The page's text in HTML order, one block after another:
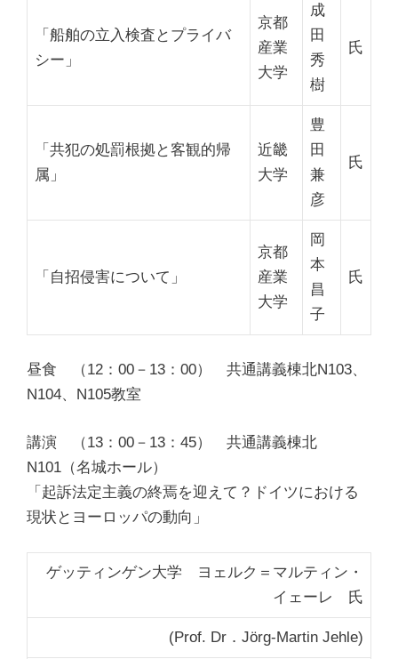
「船舶の立入検査とプライバ
シー」
京都
産業
大学
成
田
秀
樹
氏
「共犯の処罰根拠と客観的帰
属」
近畿
大学
豊
田
兼
彦
氏
「自招侵害について」
京都
産業
大学
岡
本
昌
子
氏
昼食 （12：00－13：00）
共通講義棟北N103、
N104、N105教室
講演 （13：00－13：45）
共通講義棟北
N101（名城ホール）
「起訴法定主義の終焉を迎えて？ドイツにおける
現状とヨーロッパの動向」
ゲッティンゲン大学 ヨェルク＝マルティン・
イェーレ 氏
(Prof. Dr．Jörg-Martin Jehle)